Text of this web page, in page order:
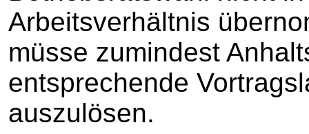
Arbeitsverhältnis
müsse zumindest
entsprechende
auszulösen.